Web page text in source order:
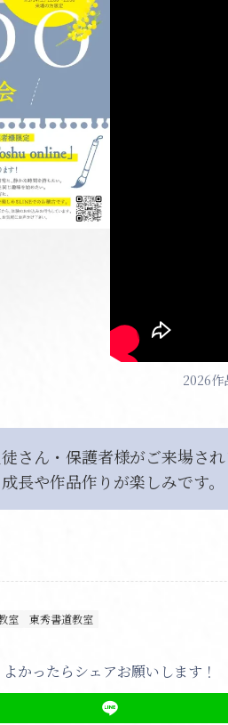
2026作
さん・保護者様がご来場され
長や作品作りが楽しみです。
室 東秀書道教室
よかったらシェアお願いします！